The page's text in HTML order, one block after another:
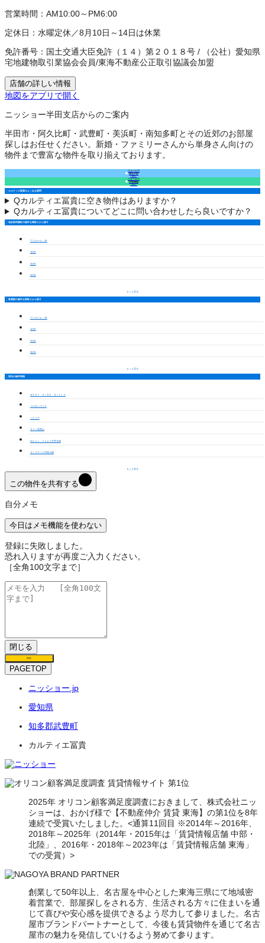
営業時間： AM10:00～PM6:00
定休日： 水曜定休／8月10日～14日は休業
免許番号： 国土交通大臣免許（１４）第２０１８号 /
（公社）愛知県
宅地建物取引業協会会員/東海不動産公正取引協議会加盟
店舗の詳しい情報
地図をアプリで開く
ニッショー半田支店からのご案内
半田市・阿久比町・武豊町・美浜町・南知多町とその近郊のお部屋
探しはお任せください。新婚・ファミリーさんから単身さん向けの
物件まで豊富な物件を取り揃えております。
フォームで
来店予約
（無料）
フォームで
空室確認
（無料）
カルティエ冨貴のよくある質問
Qカルティエ冨貴に空き物件はありますか？
Qカルティエ冨貴についてどこに問い合わせしたら良いですか？
知多郡武豊町の物件を間取りから探す
ワンルーム・1K
1LDK
2LDK
3LDK
もっと見る
富貴駅の物件を間取りから探す
ワンルーム・1K
1LDK
2LDK
3LDK
もっと見る
周辺の物件情報
ＷＥＳＴ ＳＩＤＥ ＨＩＬＬＡ
コスモハイツⅡ
パトリア
サニー長尾山
Ｍａｓｔ Ｔｏｗｎ平井Ｂ棟
サンステージ中根Ａ棟
もっと見る
この物件を共有する
自分メモ
今日はメモ機能を使わない
登録に失敗しました。
恐れ入りますが再度ご入力ください。
［全角100文字まで］
閉じる
保存
PAGETOP
ニッショー.jp
愛知県
知多郡武豊町
カルティエ冨貴
2025年 オリコン顧客満足度調査におきまして、株式会社ニッ
ショーは、おかげ様で【不動産仲介 賃貸 東海】の第1位を8年
連続で受賞いたしました。<通算11回目 ※2014年～2016年、
2018年～2025年（2014年・2015年は「賃貸情報店舗 中部・
北陸」、2016年・2018年～2023年は「賃貸情報店舗 東海」
での受賞）>
創業して50年以上、名古屋を中心とした東海三県にて地域密
着営業で、部屋探しをされる方、生活される方々に住まいを通
じて喜びや安心感を提供できるよう尽力して参りました。名古
屋市ブランドパートナーとして、今後も賃貸物件を通じて名古
屋市の魅力を発信していけるよう努めて参ります。